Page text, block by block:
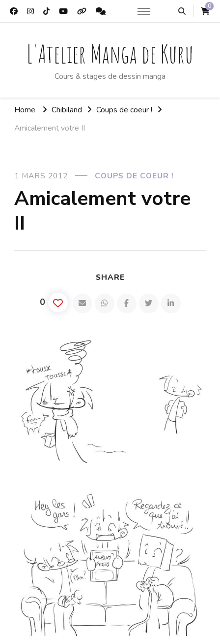
0
L'Atelier Manga de Kuru
Cours & stages de dessin manga
Home Chibiland
Coups de coeur !
Amicalement votre II
1 MARS 2012 COUPS DE COEUR !
Amicalement votre
II
SHARE
0